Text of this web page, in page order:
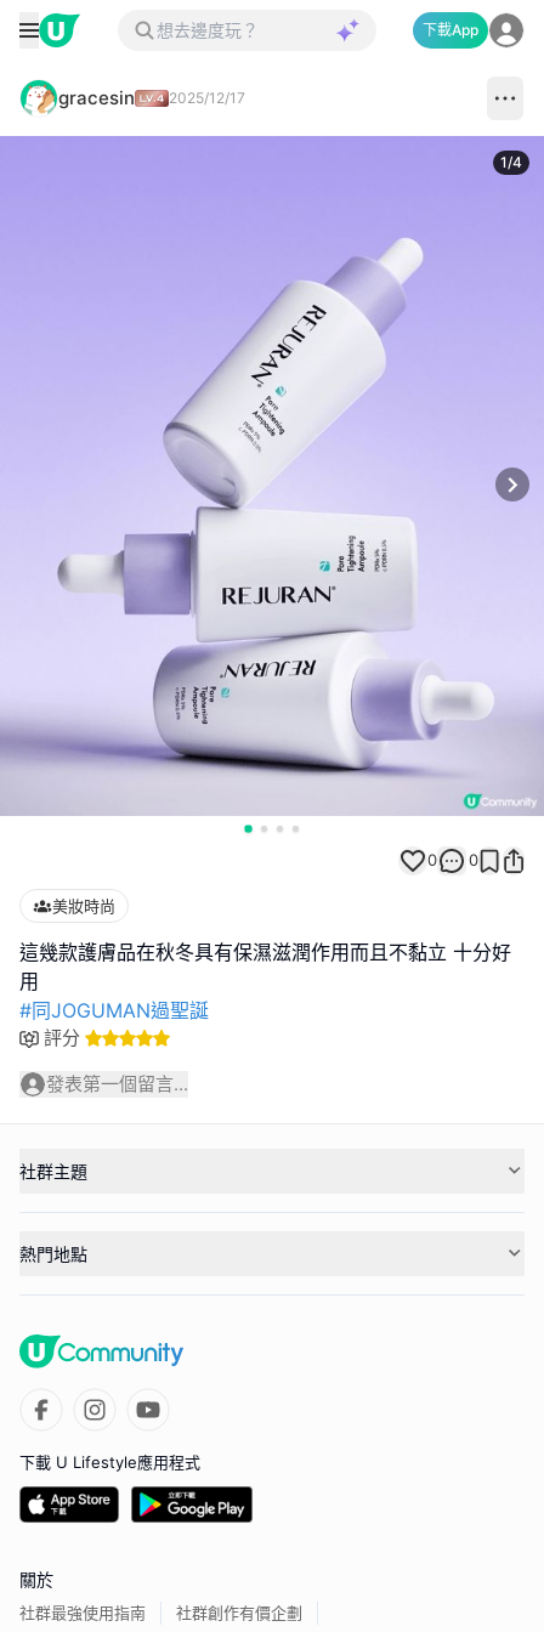
下載App
gracesin 2025/12/17
1/4
0 0
美妝時尚
這幾款護膚品在秋冬具有保濕滋潤作用而且不黏立 十分好
#同JOGUMAN過聖誕
評分
發表第一個留言...
社群主題
熱門地點
下載 U Lifestyle應用程式
關於
社群最強使用指南 社群創作有價企劃